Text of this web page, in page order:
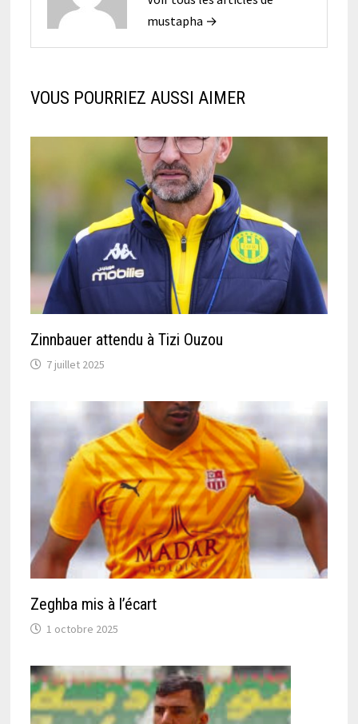
mustapha →
VOUS POURRIEZ AUSSI AIMER
Zinnbauer attendu à Tizi Ouzou
7 juillet 2025
Zeghba mis à l’écart
1 octobre 2025